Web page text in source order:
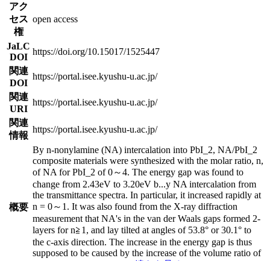
アク
セス
権
open access
JaLC
DOI
https://doi.org/10.15017/1525447
関連
DOI
https://portal.isee.kyushu-u.ac.jp/
関連
URI
https://portal.isee.kyushu-u.ac.jp/
関連
情報
https://portal.isee.kyushu-u.ac.jp/
概要
By n-nonylamine (NA) intercalation into PbI_2, NA/PbI_2
composite materials were synthesized with the molar ratio, n,
of NA for PbI_2 of 0～4. The energy gap was found to
change from 2.43eV to 3.20eV b...y NA intercalation from
the transmittance spectra. In particular, it increased rapidly at
n = 0～1. It was also found from the X-ray diffraction
measurement that NA's in the van der Waals gaps formed 2-
layers for n≧1, and lay tilted at angles of 53.8° or 30.1° to
the c-axis direction. The increase in the energy gap is thus
supposed to be caused by the increase of the volume ratio of